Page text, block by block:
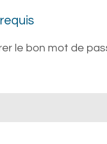
le bon mot de